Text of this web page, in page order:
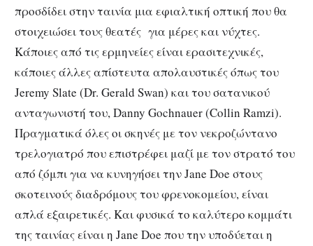
προσδίδει στην ταινία μια εφιαλτική οπτική που θα
στοιχειώσει τους θεατές για μέρες και νύχτες.
Κάποιες από τις ερμηνείες είναι ερασιτεχνικές,
κάποιες άλλες απίστευτα απολαυστικές όπως του
Jeremy Slate (Dr. Gerald Swan) και του σατανικού
ανταγωνιστή του, Danny Gochnauer (Collin Ramzi).
Πραγματικά όλες οι σκηνές με τον νεκροζώντανο
τρελογιατρό που επιστρέφει μαζί με τον στρατό του
από ζόμπι για να κυνηγήσει την Jane Doe στους
σκοτεινούς διαδρόμους του φρενοκομείου, είναι
απλά εξαιρετικές. Και φυσικά το καλύτερο κομμάτι
της ταινίας είναι η Jane Doe που την υποδύεται η